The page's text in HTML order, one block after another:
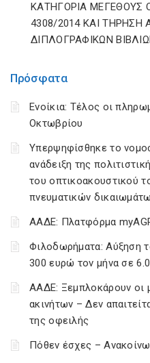
Πρόσφατα
Ενοίκια: Τέλος οι
Οκτωβρίου
Υπερψηφίσθηκε το
ανάδειξη της
του οπτικοακουστικού
πνευματικών
ΑΑΔΕ: Πλατφόρμα
Φιλοδωρήματα: Αύξηση
300 ευρώ τον μήνα σε
ΑΑΔΕ: Ξεμπλοκάρουν οι
ακινήτων – Δεν
της οφειλής
Πόθεν έσχες –
ΚΑΤΗΓΟΡΙΑ ΜΕΓΕΘΟΥΣ
4308/2014 ΚΑΙ
ΔΙΠΛΟΓΡΑΦΙΚΩΝ